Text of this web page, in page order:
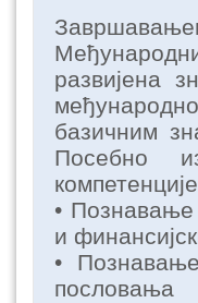
развијена
базичним
Посебно
• Познавање
и
•
пословања